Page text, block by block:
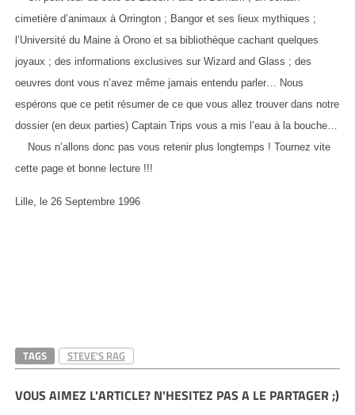
cimetière d’animaux à Orrington ; Bangor et ses lieux mythiques ;
l’Université du Maine à Orono et sa bibliothèque cachant quelques
joyaux ; des informations exclusives sur Wizard and Glass ; des
oeuvres dont vous n’avez même jamais entendu parler… Nous
espérons que ce petit résumer de ce que vous allez trouver dans notre
dossier (en deux parties) Captain Trips vous a mis l’eau à la bouche…
Nous n’allons donc pas vous retenir plus longtemps ! Tournez vite
cette page et bonne lecture !!!
Lille, le 26 Septembre 1996
TAGS STEVE'S RAG
VOUS AIMEZ L'ARTICLE? N'HESITEZ PAS A LE PARTAGER ;)